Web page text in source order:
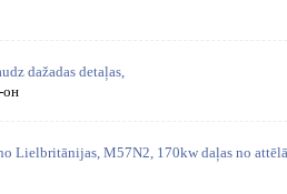
dažadas detaļas,
он
Lielbritānijas, M57N2, 170kw daļas no attēlā